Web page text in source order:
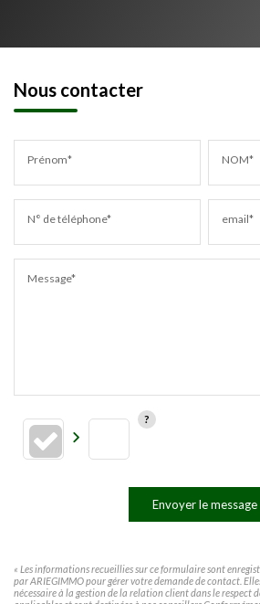
Nous contacter
Prénom* NOM*
N° de téléphone* email*
Message*
Envoyer le message
« Les informations recueillies sur ce formulaire sont
par ARIEGIMMO pour gérer votre demande de contact.
nécessaire à la gestion de la relation client dans le respect